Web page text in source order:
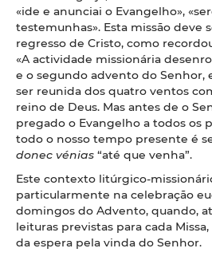
«ide e anunciai o Evangelho»,
testemunhas». Esta missão deve
regresso de Cristo, como
«A actividade missionária
e o segundo advento do Senhor,
ser reunida dos quatro ventos
reino de Deus. Mas antes de o
pregado o Evangelho a todos os
todo o nosso tempo presente é
donec vénias “até que venha”.
Este contexto litúrgico-
particularmente na celebração
domingos do Advento, quando,
leituras previstas para cada
da espera pela vinda do Senhor.